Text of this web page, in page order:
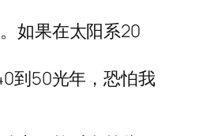
如果在太阳系20
到50光年，恐怕我